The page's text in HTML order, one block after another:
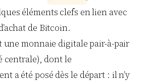
éléments clefs en lien avec
de Bitcoin.
une monnaie digitale pair-à-pair
centrale), dont le
a été posé dès le départ : il n’y